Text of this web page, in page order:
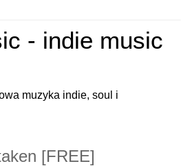
- indie music
muzyka indie, soul i
[FREE]